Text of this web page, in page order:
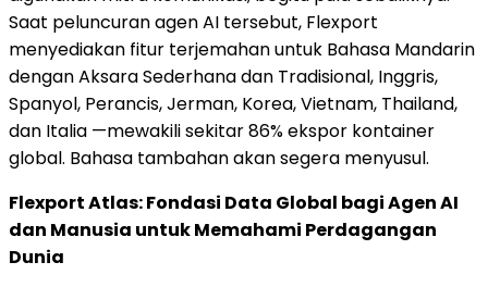
Saat peluncuran agen AI tersebut, Flexport
menyediakan fitur terjemahan untuk Bahasa Mandarin
dengan Aksara Sederhana dan Tradisional, Inggris,
Spanyol, Perancis, Jerman, Korea, Vietnam, Thailand,
dan Italia —mewakili sekitar 86% ekspor kontainer
global. Bahasa tambahan akan segera menyusul.
Flexport Atlas: Fondasi Data Global bagi Agen AI
dan Manusia untuk Memahami Perdagangan
Dunia